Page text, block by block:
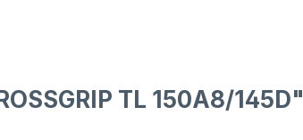
TL 150A8/145D"